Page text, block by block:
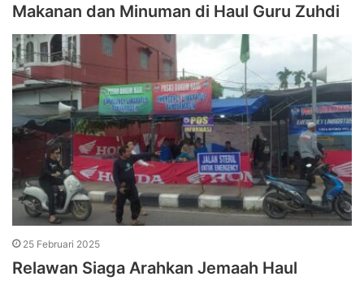
Makanan dan Minuman di Haul Guru Zuhdi
25 Februari 2025
Relawan Siaga Arahkan Jemaah Haul